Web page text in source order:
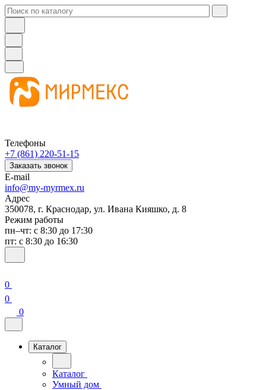
Телефоны
+7 (861) 220-51-15
Заказать звонок
E-mail
info@my-myrmex.ru
Адрес
350078, г. Краснодар, ул. Ивана Кияшко, д. 8
Режим работы
пн–чт: с 8:30 до 17:30
пт: с 8:30 до 16:30
0
0
0
Каталог
Каталог
Умный дом